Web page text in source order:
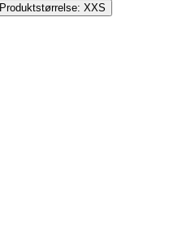
Produktstørrelse: XXS